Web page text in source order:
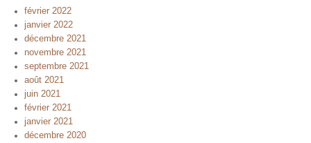
février 2022
janvier 2022
décembre 2021
novembre 2021
septembre 2021
août 2021
juin 2021
février 2021
janvier 2021
décembre 2020